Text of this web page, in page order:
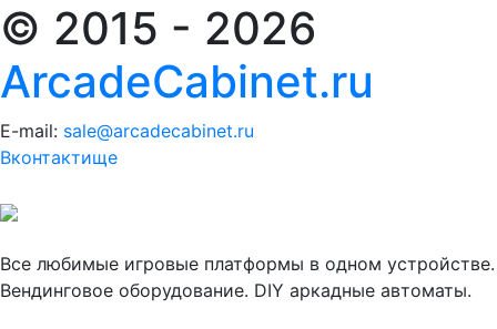
© 2015 - 2026
ArcadeCabinet.ru
E-mail: sale@arcadecabinet.ru
Вконтактище
Все любимые игровые платформы в одном устройстве.
Вендинговое оборудование. DIY аркадные автоматы.